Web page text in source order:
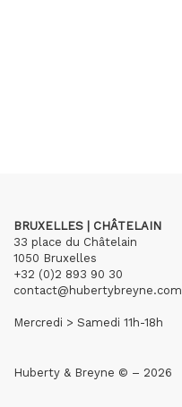
BRUXELLES | CHÂTELAIN
33 place du Châtelain
1050 Bruxelles
+32 (0)2 893 90 30
contact@hubertybreyne.com
Mercredi > Samedi 11h-18h
Huberty & Breyne © – 2026